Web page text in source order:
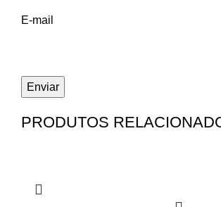
E-mail
PRODUTOS